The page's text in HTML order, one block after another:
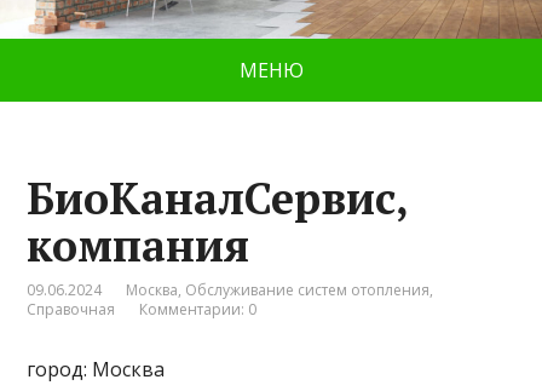
МЕНЮ
БиоКаналСервис,
компания
09.06.2024 Москва, Обслуживание систем отопления,
Справочная
Комментарии: 0
город: Москва